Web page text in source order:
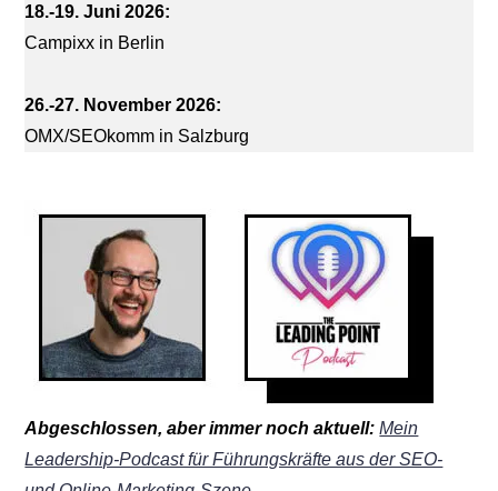
18.-19. Juni 2026:
Campixx in Berlin
26.-27. November 2026:
OMX/SEOkomm in Salzburg
Abgeschlossen, aber immer noch aktuell:Mein
Leadership-Podcast für Führungskräfte aus der SEO-